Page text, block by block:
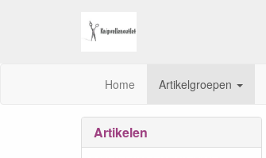
Home Artikelgroepen
Artikelen